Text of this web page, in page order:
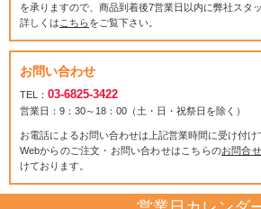
を承りますので、商品到着後7営業日以内に弊社スタ
詳しくは こちらをご覧下さい。
お問い合わせ
TEL： 03-6825-3422
営業日：9：30～18：00（土・日・祝祭日を除く）
お電話によるお問い合わせは上記営業時間に受け付け
Webからのご注文・お問い合わせはこちらのお問合
けております。